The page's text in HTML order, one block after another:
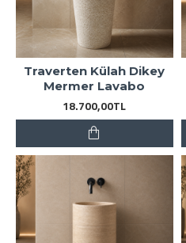
Traverten Külah Dikey
Mermer Lavabo
18.700,00TL